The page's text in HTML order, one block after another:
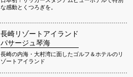
な感動とくつろぎを。
長崎リゾートアイランド
パサージュ琴海
長崎の内海・大村湾に面したゴルフ＆ホテルのリ
ゾートアイランド